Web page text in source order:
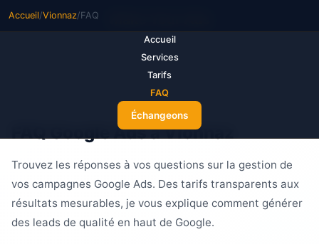
Accueil
Services
Tarifs
FAQ
Échangeons
Accueil/Vionnaz/FAQ
FAQ Google Ads à Vionnaz
Trouvez les réponses à vos questions sur la gestion de
vos campagnes Google Ads. Des tarifs transparents aux
résultats mesurables, je vous explique comment générer
des leads de qualité en haut de Google.